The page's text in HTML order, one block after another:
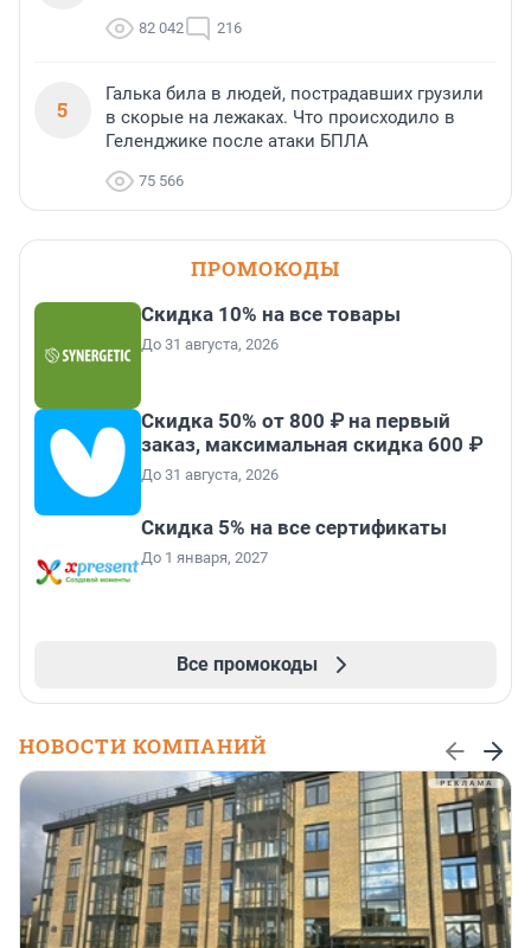
82 042 216
5
Галька била в людей, пострадавших грузили
в скорые на лежаках. Что происходило в
Геленджике после атаки БПЛА
75 566
ПРОМОКОДЫ
Скидка 10% на все товары
До 31 августа, 2026
Скидка 50% от 800 ₽ на первый
заказ, максимальная скидка 600 ₽
До 31 августа, 2026
Скидка 5% на все сертификаты
До 1 января, 2027
Все промокоды
НОВОСТИ КОМПАНИЙ